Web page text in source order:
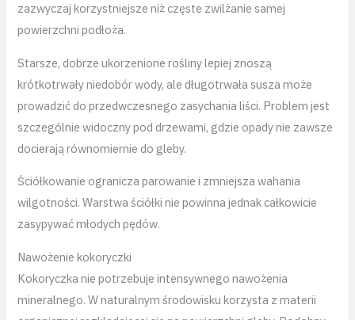
zazwyczaj korzystniejsze niż częste zwilżanie samej
powierzchni podłoża.
Starsze, dobrze ukorzenione rośliny lepiej znoszą
krótkotrwały niedobór wody, ale długotrwała susza może
prowadzić do przedwczesnego zasychania liści. Problem jest
szczególnie widoczny pod drzewami, gdzie opady nie zawsze
docierają równomiernie do gleby.
Ściółkowanie ogranicza parowanie i zmniejsza wahania
wilgotności. Warstwa ściółki nie powinna jednak całkowicie
zasypywać młodych pędów.
Nawożenie kokoryczki
Kokoryczka nie potrzebuje intensywnego nawożenia
mineralnego. W naturalnym środowisku korzysta z materii